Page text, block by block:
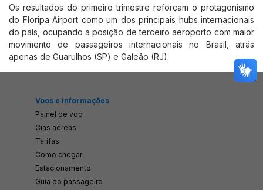
Sobre Florianópolis
Trabalhe Conosco
Ruído Aeronáutico
Aeroporto de Interesse
Notícias
Patrocínios
Novo Terminal - Apresentação
Novo Terminal - Construção
Os resultados do primeiro trimestre reforçam o protagonismo
do Floripa Airport como um dos principais hubs internacionais
do país, ocupando a posição de terceiro aeroporto com maior
movimento de passageiros internacionais no Brasil, atrás
apenas de Guarulhos (SP) e Galeão (RJ).
Voos e informações
Painel de voo
Cias aéreas
Tarifas
Como chegar
Estacionamento
Guia do passageiro